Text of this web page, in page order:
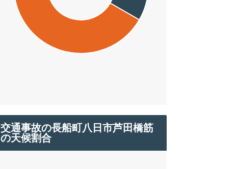
交通事故の長船町八日市芦田橋筋
の天候割合